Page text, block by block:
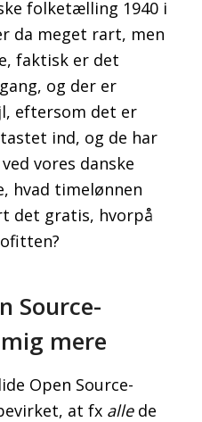
folketælling 1940 i
da meget rart, men
faktisk er det
og der er
eftersom det er
ind, og de har
vores danske
hvad timelønnen
det gratis, hvorpå
Source-
mere
Open Source-
at fx allede